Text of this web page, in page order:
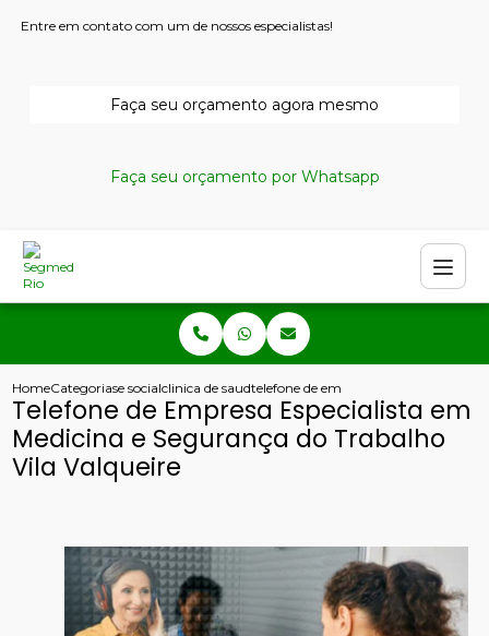
Entre em contato com um de nossos especialistas!
Faça seu orçamento agora mesmo
Faça seu orçamento por Whatsapp
HomeCategoriase socialclinica de saude ocupacionaltelefone de empresa especialista em
Telefone de Empresa Especialista em
Medicina e Segurança do Trabalho
Vila Valqueire